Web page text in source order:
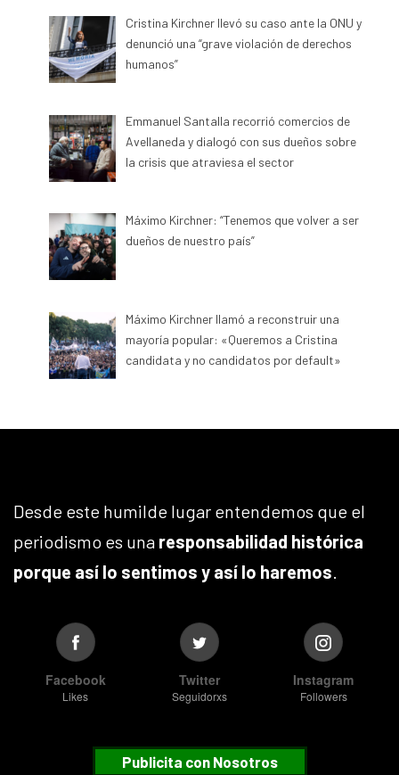
Cristina Kirchner llevó su caso ante la ONU y
denunció una “grave violación de derechos
humanos”
Emmanuel Santalla recorrió comercios de
Avellaneda y dialogó con sus dueños sobre
la crisis que atraviesa el sector
Máximo Kirchner: “Tenemos que volver a ser
dueños de nuestro país”
Máximo Kirchner llamó a reconstruir una
mayoría popular: «Queremos a Cristina
candidata y no candidatos por default»
Desde este humilde lugar entendemos que el
periodismo es una responsabilidad histórica
porque así lo sentimos y así lo haremos
Facebook
Likes
Twitter
Seguidorxs
Instagram
Followers
Publicita con Nosotros